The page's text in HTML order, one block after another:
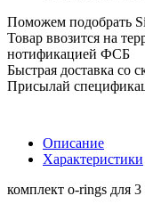
Поможем подобрать
Товар ввозится на
нотификацией ФСБ
Быстрая доставка со
Присылай
Описание
Характеристики
комплект o-rings для